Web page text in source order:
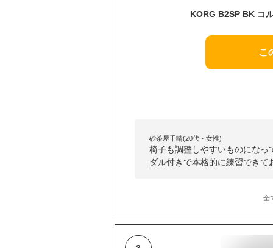
こ
砂茶屋千晴(20代・女性)
椅子も調整しやすいものにな
ダル付きで本格的に練習できて
全